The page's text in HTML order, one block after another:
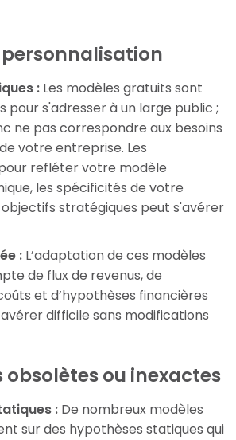
:Les modèles gratuits sont
pour s'adresser à un large public ;
ne pas correspondre aux besoins
votre entreprise. Les
refléter votre modèle
les spécificités de votre
stratégiques peut s'avérer
:L’adaptation de ces modèles
de flux de revenus, de
et d’hypothèses financières
difficile sans modifications
obsolètes ou inexactes
:De nombreux modèles
sur des hypothèses statiques qui